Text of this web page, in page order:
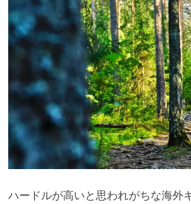
ハードルが高いと思われがちな海外